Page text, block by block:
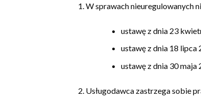
W sprawach nieuregulowanych
ustawę z dnia 23
ustawę z dnia 18 lipca
ustawę z dnia 30 maja
Usługodawca zastrzega sobie